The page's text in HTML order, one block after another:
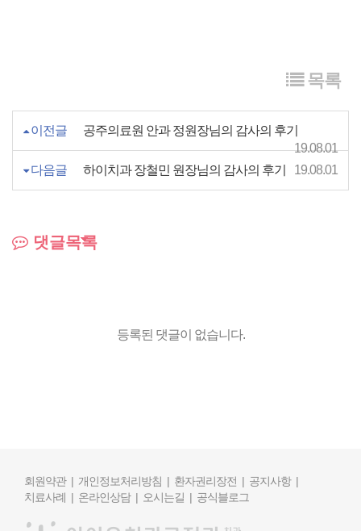
목록
이전글
공주의료원 안과 정원장님의 감사의 후기
19.08.01
다음글
하이치과 장철민 원장님의 감사의 후기 19.08.01
댓글목록
등록된 댓글이 없습니다.
회원약관 | 개인정보처리방침 | 환자권리장전 | 공지사항 |
치료사례 | 온라인상담 | 오시는길 | 공식블로그